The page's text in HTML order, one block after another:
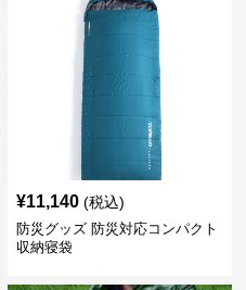
¥11,140 (税込)
防災グッズ 防災対応コンパクト
収納寝袋